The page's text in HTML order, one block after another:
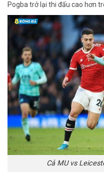
Pogba trở lại thi đấu cao hơn
Cả MU vs